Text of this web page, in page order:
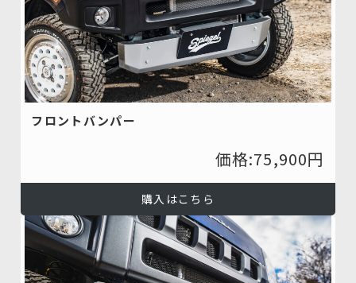
フロントバンパー
価格:75,900円
購入はこちら